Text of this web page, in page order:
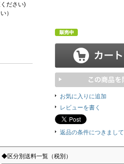
ださい)
）
お気に入りに追加
レビューを書く
返品の条件につきまして
◆区分別送料一覧（税別）